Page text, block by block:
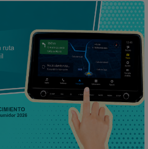
Reino Unido
Estados Unidos
Vietname